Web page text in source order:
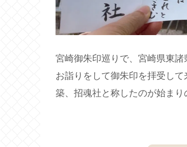
宮崎御朱印巡りで、宮崎県東
お詣りをして御朱印を拝受し
築、招魂社と称したのが始まり